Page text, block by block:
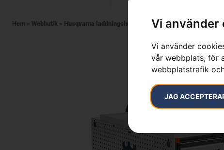
Vi använder
Vi använder
vår webbplats, för
webbplatstrafik
JAG
Hem » Webbutik » Husqvarna laddningshubb L van